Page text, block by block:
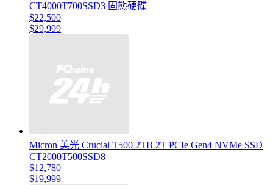
CT4000T700SSD3 固態硬碟
$22,500
$29,999
Micron 美光 Crucial T500 2TB 2T PCIe Gen4 NVMe SSD
CT2000T500SSD8
$12,780
$19,999